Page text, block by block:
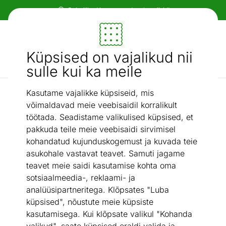
Küpsised on vajalikud nii
sulle kui ka meile
Kasutame vajalikke küpsiseid, mis
võimaldavad meie veebisaidil korralikult
töötada. Seadistame valikulised küpsised, et
pakkuda teile meie veebisaidi sirvimisel
kohandatud kujunduskogemust ja kuvada teie
asukohale vastavat teavet. Samuti jagame
teavet meie saidi kasutamise kohta oma
sotsiaalmeedia-, reklaami- ja
analüüsipartneritega. Klõpsates "Luba
küpsised", nõustute meie küpsiste
kasutamisega. Kui klõpsate valikul "Kohanda
Paindlikud ja mugavad makseviisid!
Mööbel ja sisustus - ON24
Otsi...
AI otsing
Vaasid / Vaas